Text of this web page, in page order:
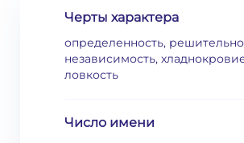
Черты характера
определенность,
независимость,
ловкость
Число имени